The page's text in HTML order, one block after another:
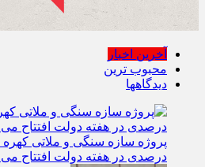
آخرین اخبار
محبوب ترین
دیدگاهها
درصدی در هفته دولت افتتاح